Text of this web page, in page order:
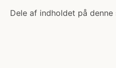
Dele af indholdet på